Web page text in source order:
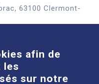
63100 Clermont-
afin de
les
sur notre